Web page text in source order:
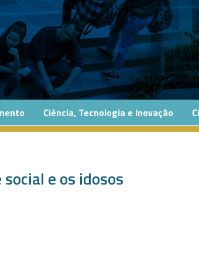
Ciência, Tecnologia e Inovação
e os idosos